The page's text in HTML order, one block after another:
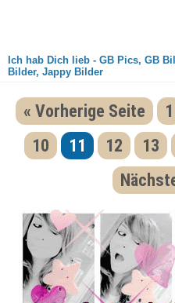
Ich hab Dich lieb - GB Pics, GB
Bilder, Jappy Bilder
« Vorherige Seite 1
10
11 12 13